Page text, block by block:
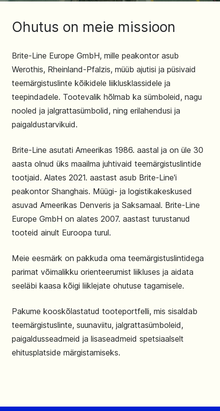
Ohutus on meie missioon
Brite-Line Europe GmbH, mille peakontor asub
Werothis, Rheinland-Pfalzis, müüb ajutisi ja püsivaid
teemärgistuslinte kõikidele liiklusklassidele ja
teepindadele. Tootevalik hõlmab ka sümboleid, nagu
nooled ja jalgrattasümbolid, ning erilahendusi ja
paigaldustarvikuid.
Brite-Line asutati Ameerikas 1986. aastal ja on üle 30
aasta olnud üks maailma juhtivaid teemärgistuslintide
tootjaid. Alates 2021. aastast asub Brite-Line'i
peakontor Shanghais. Müügi- ja logistikakeskused
asuvad Ameerikas Denveris ja Saksamaal. Brite-Line
Europe GmbH on alates 2007. aastast turustanud
tooteid ainult Euroopa turul.
Meie eesmärk on pakkuda oma teemärgistuslintidega
parimat võimalikku orienteerumist liikluses ja aidata
seeläbi kaasa kõigi liiklejate ohutuse tagamisele.
Pakume kooskõlastatud tooteportfelli, mis sisaldab
teemärgistuslinte, suunaviitu, jalgrattasümboleid,
paigaldusseadmeid ja lisaseadmeid spetsiaalselt
ehitusplatside märgistamiseks.